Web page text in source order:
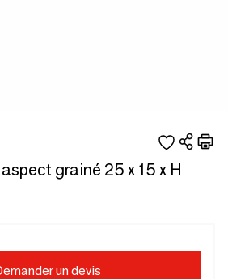
grainé 25 x 15 x H
un devis